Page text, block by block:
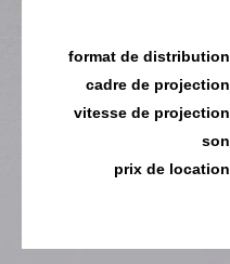
format de distribution
cadre de projection
vitesse de projection
son
prix de location